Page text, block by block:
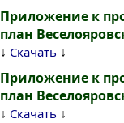
Приложение к
план
↓ Скачать ↓
Приложение к
план
↓ Скачать ↓